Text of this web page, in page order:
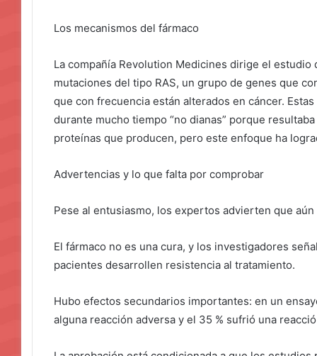
Los mecanismos del fármaco
La compañía Revolution Medicines dirige el
mutaciones del tipo RAS, un grupo de genes que
que con frecuencia están alterados en cáncer.
durante mucho tiempo “no dianas” porque
proteínas que producen, pero este enfoque ha
Advertencias y lo que falta por comprobar
Pese al entusiasmo, los expertos advierten que
El fármaco no es una cura, y los investigadores
pacientes desarrollen resistencia al tratamiento.
Hubo efectos secundarios importantes: en un
alguna reacción adversa y el 35 % sufrió una